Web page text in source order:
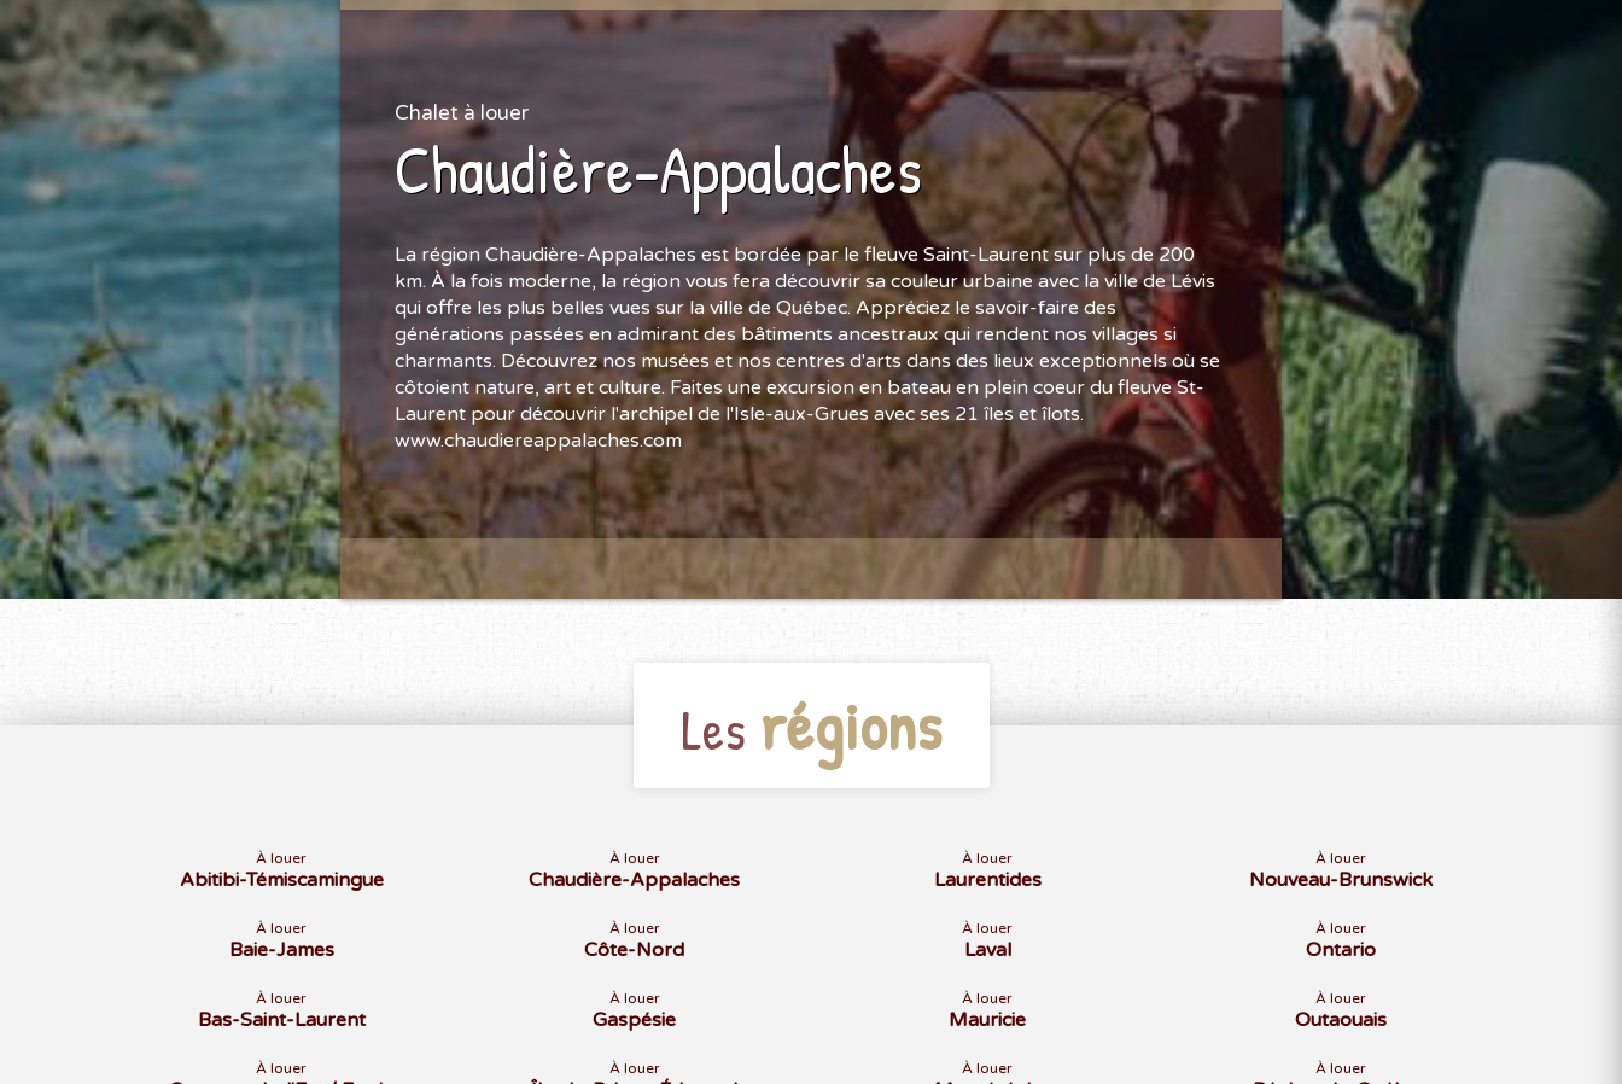
Chalet à louer
Chaudière-Appalaches
La région Chaudière-Appalaches est bordée par le fleuve Saint-Laurent sur plus de 200
km. À la fois moderne, la région vous fera découvrir sa couleur urbaine avec la ville de Lévis
qui offre les plus belles vues sur la ville de Québec. Appréciez le savoir-faire des
générations passées en admirant des bâtiments ancestraux qui rendent nos villages si
charmants. Découvrez nos musées et nos centres d'arts dans des lieux exceptionnels où se
côtoient nature, art et culture. Faites une excursion en bateau en plein coeur du fleuve St-
Laurent pour découvrir l'archipel de l'Isle-aux-Grues avec ses 21 îles et îlots.
www.chaudiereappalaches.com
Les régions
À louer
Abitibi-Témiscamingue
À louer
Baie-James
À louer
Bas-Saint-Laurent
À louer
À louer
Chaudière-Appalaches
À louer
Côte-Nord
À louer
Gaspésie
À louer
À louer
Laurentides
À louer
Laval
À louer
Mauricie
À louer
À louer
Nouveau-Brunswick
À louer
Ontario
À louer
Outaouais
À louer